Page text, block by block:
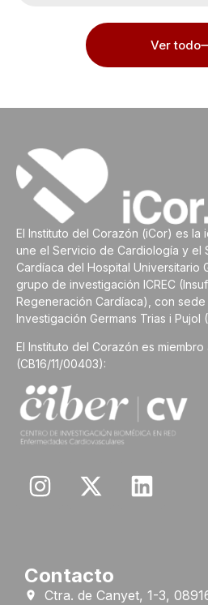
Ver todo
El Instituto del Corazón (iCor) es
une el Servicio de Cardiología y el
Cardíaca del Hospital Universitario
grupo de investigación ICREC
Regeneración Cardíaca), con
Investigación Germans Trias i Pujol
El Instituto del Corazón es miembro
(CB16/11/00403):
Contacto
Ctra. de Canyet, 1-3,